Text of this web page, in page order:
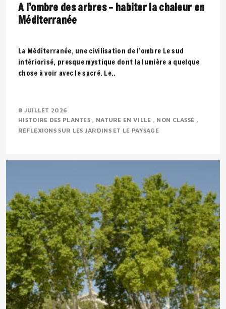
A l’ombre des arbres – habiter la chaleur en
Méditerranée
La Méditerranée, une civilisation de l’ombre Le sud
intériorisé, presque mystique dont la lumière a quelque
chose à voir avec le sacré. Le..
8 JUILLET 2026
HISTOIRE DES PLANTES
NATURE EN VILLE
NON CLASSÉ
RÉFLEXIONS SUR LES JARDINS ET LE PAYSAGE